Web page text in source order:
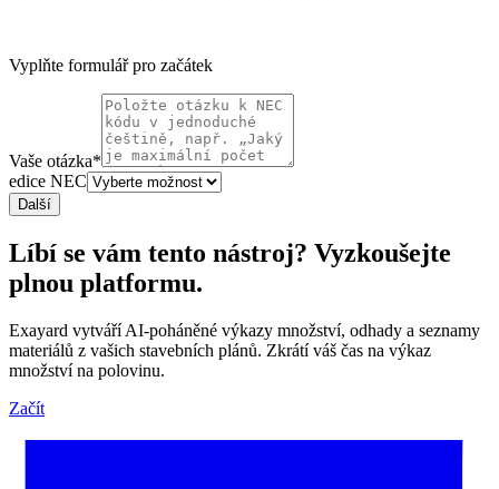
Vyplňte formulář pro začátek
Vaše otázka*
edice NEC
Další
Líbí se vám tento nástroj? Vyzkoušejte
plnou platformu.
Exayard vytváří AI-poháněné výkazy množství, odhady a seznamy
materiálů z vašich stavebních plánů. Zkrátí váš čas na výkaz
množství na polovinu.
Začít